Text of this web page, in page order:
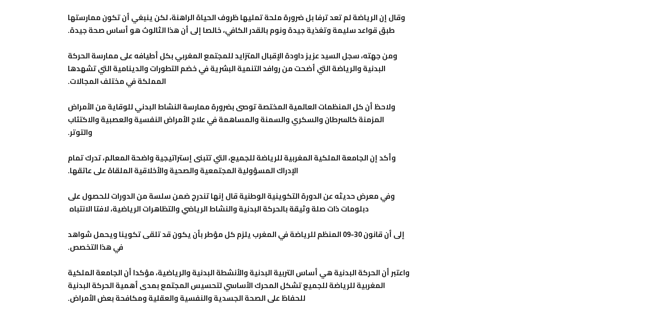
وقال إن الرياضة لم تعد ترفا بل ضرورة ملحة تمليها ظروف الحياة الراهنة، لكن ينبغي أن تكون ممارستها
طبق قواعد سليمة وتغذية جيدة ونوم بالقدر الكافي، خالصا إلى أن هذا الثالوث هو أساس صحة جيدة.
ومن جهته، سجل السيد عزيز داودة الإقبال المتزايد للمجتمع المغربي بكل أطيافه على ممارسة الحركة
البدنية والرياضة التي أضحت من روافد التنمية البشرية في خضم التطورات والدينامية التي تشهدها
المملكة في مختلف المجالات.
ولاحظ أن كل المنظمات العالمية المختصة توصى بضرورة ممارسة النشاط البدني للوقاية من الأمراض
المزمنة كالسرطان والسكري والسمنة والمساهمة في علاج الأمراض النفسية والعصبية والاكتئاب
والتوتر.
وأكد إن الجامعة الملكية المغربية للرياضة للجميع، التي تتبنى إستراتيجية واضحة المعالم، تدرك تمام
الإدراك المسؤولية المجتمعية والصحية والأخلاقية الملقاة على عاتقها.
وفي معرض حديثه عن الدورة التكوينية الوطنية قال إنها تندرج ضمن سلسة من الدورات للحصول على
دبلومات ذات صلة وثيقة بالحركة البدنية والنشاط الرياضي والتظاهرات الرياضية، لافتا الانتباه
إلى أن قانون 30-09 المنظم للرياضة في المغرب يلزم كل مؤطر بأن يكون قد تلقى تكوينا ويحمل شواهد
في هذا التخصص.
واعتبر أن الحركة البدنية هي أساس التربية البدنية والأنشطة البدنية والرياضية، مؤكدا أن الجامعة الملكية
المغربية للرياضة للجميع تشكل المحرك الأساسي لتحسيس المجتمع بمدى أهمية الحركة البدنية
للحفاظ على الصحة الجسدية والنفسية والعقلية ومكافحة بعض الأمراض.